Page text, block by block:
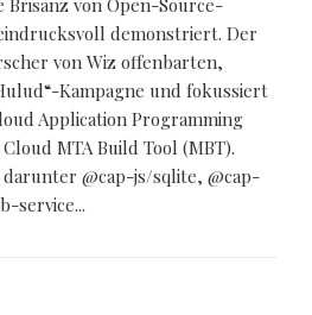
Brisanz von Open-Source-
demonstriert. Der
von Wiz offenbarten,
Kampagne und fokussiert
Application Programming
MTA Build Tool (MBT).
@cap-js/sqlite, @cap-
service...